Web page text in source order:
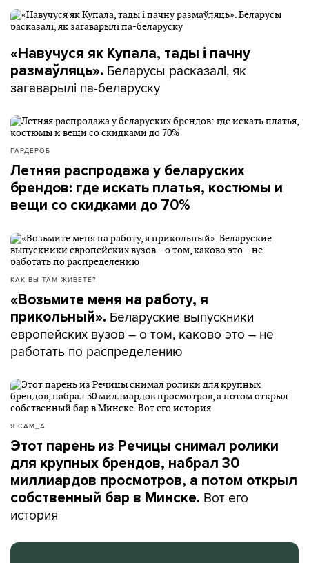
«Навучуся як Купала, тады і пачну
размаўляць». Беларусы расказалі, як
загаварылі па-беларуску
ГАРДЕРОБ
Летняя распродажа у беларуских
брендов: где искать платья, костюмы и
вещи со скидками до 70%
КАК ВЫ ТАМ ЖИВЕТЕ?
«Возьмите меня на работу, я
прикольный». Беларуские выпускники
европейских вузов – о том, каково это – не
работать по распределению
Я САМ_А
Этот парень из Речицы снимал ролики
для крупных брендов, набрал 30
миллиардов просмотров, а потом открыл
собственный бар в Минске. Вот его
история